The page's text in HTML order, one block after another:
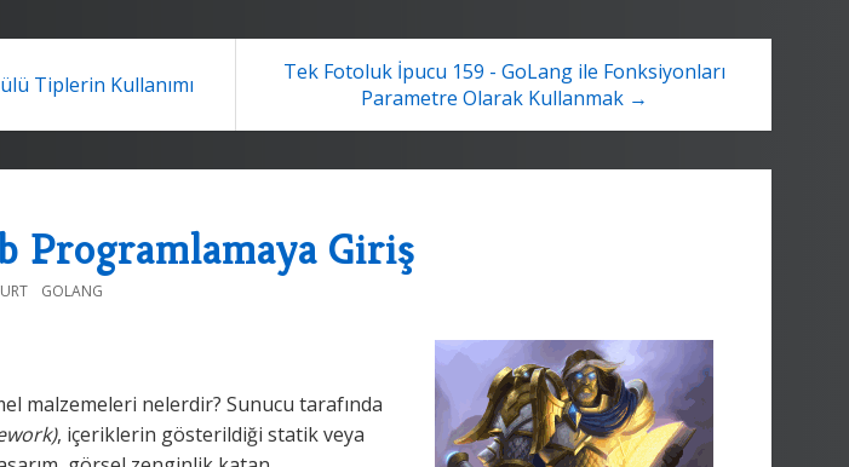
Tiplerin Kullanımı
Tek Fotoluk İpucu 159 - GoLang ile Fonksiyonları
Parametre Olarak Kullanmak →
Programlamaya Giriş
GOLANG
malzemeleri nelerdir? Sunucu tarafında
, içeriklerin gösterildiği statik veya